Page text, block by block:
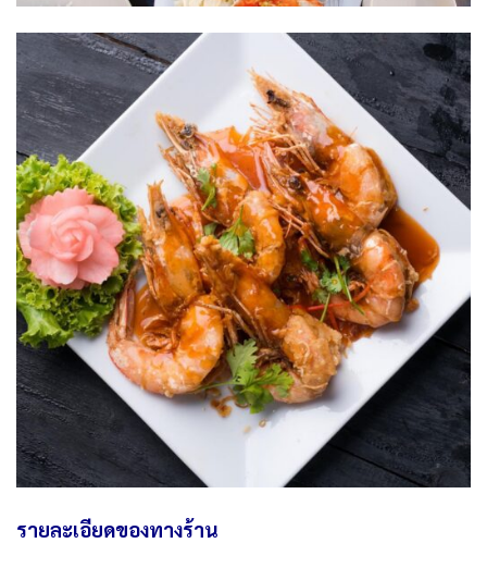
รายละเอียดของทางร้าน